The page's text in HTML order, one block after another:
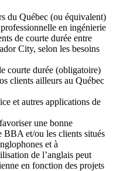
du Québec (ou équivalent)
en ingénierie
de courte durée entre
City, selon les besoins
courte durée (obligatoire)
clients ailleurs au Québec
et autres applications de
une bonne
BBA et/ou les clients situés
et à
de l’anglais peut
en fonction des projets